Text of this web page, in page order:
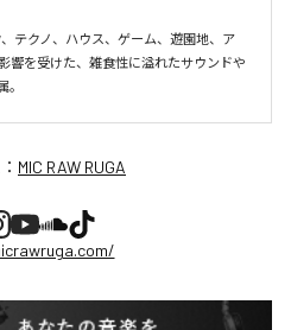
テクノ、ハウス、ゲーム、遊園地、ア
響を受けた、雑食性に溢れたサウンドや
。
MIC RAW RUGA